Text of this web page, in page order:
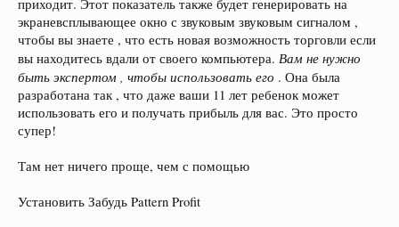
приходит. Этот показатель также будет генерировать на
экраневсплывающее окно с звуковым звуковым сигналом ,
чтобы вы знаете , что есть новая возможность торговли если
вы находитесь вдали от своего компьютера. Вам не нужно
быть экспертом , чтобы использовать его . Она была
разработана так , что даже ваши 11 лет ребенок может
использовать его и получать прибыль для вас. Это просто
супер!
Там нет ничего проще, чем с помощью
Установить Забудь Pattern Profit